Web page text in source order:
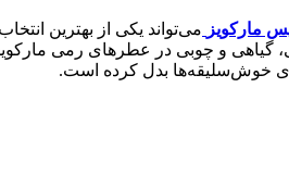
مارکویز می‌تواند یکی از بهترین
گیاهی و چوبی در عطرهای رمی
خوش‌سلیقه‌ها بدل کرده است.